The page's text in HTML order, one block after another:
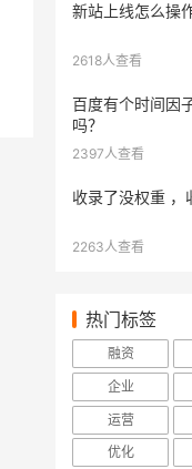
新站上线怎么操
2618人查看
百度有个时间因
吗？
2397人查看
收录了没权重 ，
2263人查看
热门标签
融资
企业
运营
优化